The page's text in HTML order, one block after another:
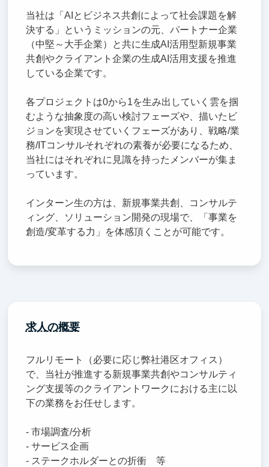
当社は「AIとビジネス共創によって社会課題を解
決する」というミッションの元、パートナー企業
（中堅～大手企業）と共に生成AI活用型新規事業
共創やクライアント企業の生成AI活用支援を推進
している企業です。
各プロジェクトは0から1を生み出していく雲を掴
むような抽象度の高い検討フェーズや、描いたビ
ジョンを実現させていくフェーズがあり、戦略/業
務/ITコンサルそれぞれの素養が必要になるため、
当社にはそれぞれに見識を持ったメンバーが集ま
っています。
インターン生の方は、新規事業共創、コンサルテ
ィング、ソリューション開発の現場で、「事業を
創造/変革する力」を体感頂くことが可能です。
求人の概要
フルリモート（必要に応じ弊社港区オフィス）
で、当社が推進する新規事業共創やコンサルティ
ング支援等のクライアントワークにおける主に以
下の業務をお任せします。
- 市場調査/分析
- サービス企画
- ステークホルダーとの折衝 等